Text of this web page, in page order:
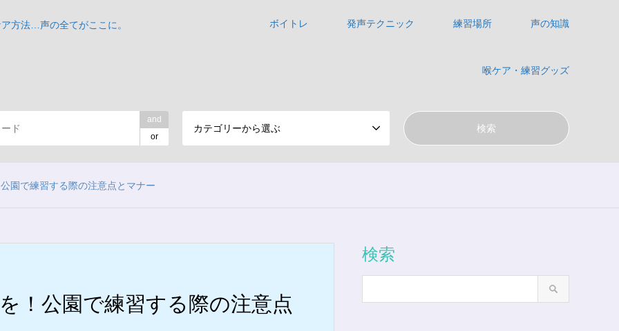
方法…声の全てがここに。 ボイトレ 発声テクニック 練習場所 声の知識
喉ケア・練習グッズ
and
or
カテゴリーから選ぶ
園で練習する際の注意点とマナー
！公園で練習する際の注意点
検索